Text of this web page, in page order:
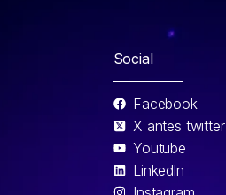
Social
Facebook
X antes twitter
Youtube
Linkedln